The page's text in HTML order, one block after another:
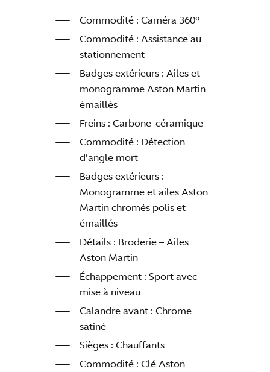
Commodité : Caméra 360°
Commodité : Assistance au
stationnement
Badges extérieurs : Ailes et
monogramme Aston Martin
émaillés
Freins : Carbone-céramique
Commodité : Détection
d’angle mort
Badges extérieurs :
Monogramme et ailes Aston
Martin chromés polis et
émaillés
Détails : Broderie – Ailes
Aston Martin
Échappement : Sport avec
mise à niveau
Calandre avant : Chrome
satiné
Sièges : Chauffants
Commodité : Clé Aston